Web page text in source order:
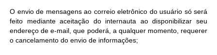
O envio de mensagens ao correio eletrônico do usuário só será
feito mediante aceitação do internauta ao disponibilizar seu
endereço de e-mail, que poderá, a qualquer momento, requerer
o cancelamento do envio de informações;